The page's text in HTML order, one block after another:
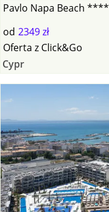
Pavlo Napa Beach ****
od 2349 zł
Oferta z Click&Go
Cypr